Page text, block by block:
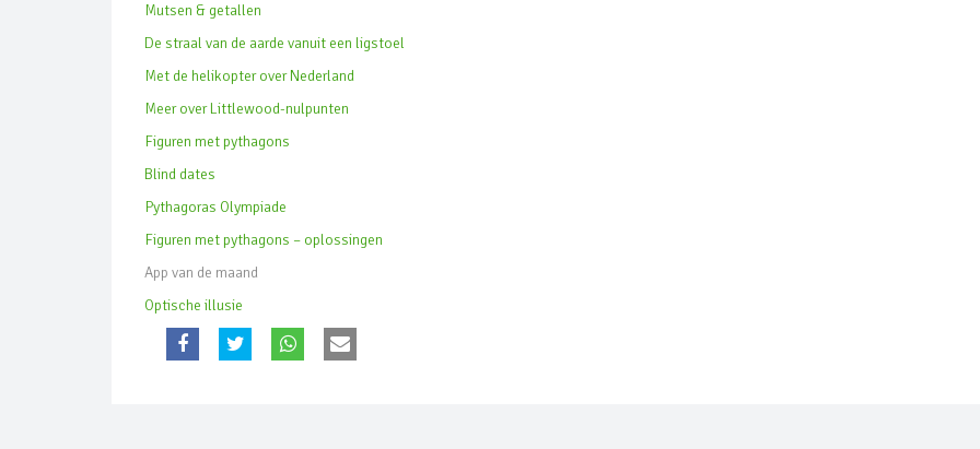
Mutsen & getallen
De straal van de aarde vanuit een ligstoel
Met de helikopter over Nederland
Meer over Littlewood-nulpunten
Figuren met pythagons
Blind dates
Pythagoras Olympiade
Figuren met pythagons – oplossingen
App van de maand
Optische illusie